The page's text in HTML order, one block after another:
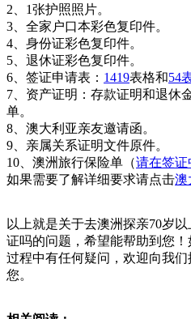
2、1张护照照片。
3、全家户口本彩色复印件。
4、身份证彩色复印件。
5、退休证彩色复印件。
6、签证申请表： 1419表格和54
7、资产证明：存款证明和退休
单。
8、澳大利亚亲友邀请函。
9、亲属关系证明文件原件。
10、澳洲旅行保险单（请在签证
如果需要了解详细要求请点击澳
以上就是关于去澳洲探亲70岁
证吗的问题，希望能帮助到您
过程中有任何疑问，欢迎向我
您。